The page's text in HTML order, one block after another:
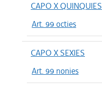
CAPO X QUINQUIES
Art. 99 octies
CAPO X SEXIES
Art. 99 nonies